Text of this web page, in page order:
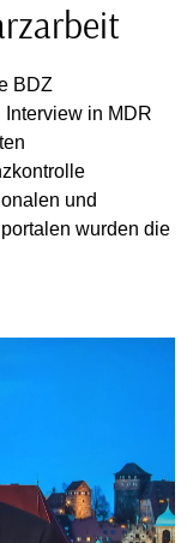
BDZ
in MDR
und
wurden die